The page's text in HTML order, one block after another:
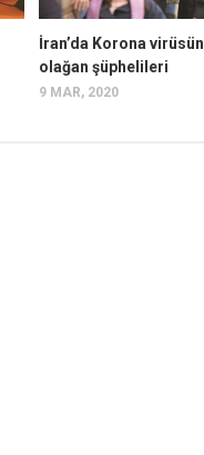
İran’da Korona virüsün
olağan şüphelileri
9 MAR, 2020